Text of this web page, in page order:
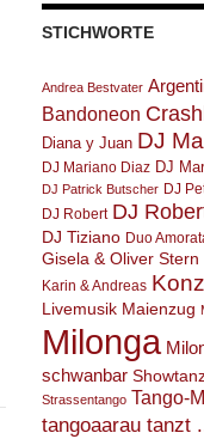
STICHWORTE
Andrea Bestvater
Bandoneon
Diana y Juan DJ
DJ Mariano Diaz DJ
DJ Patrick Butscher DJ
DJ Robert DJ
DJ Tiziano Duo
Gisela & Oliver Stern
Karin & Andreas
Livemusik Maienzug
Milonga
schwanbar
Strassentango Tango-
tangoaarau tanzt